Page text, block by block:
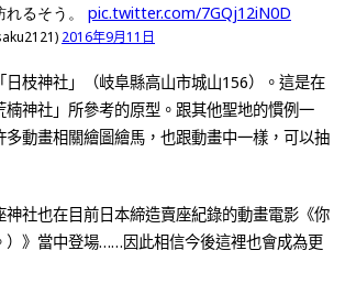
るそう。 pic.twitter.com/7GQj12iN0D
2016年9月11日
日枝神社」（岐阜縣高山市城山156）。這是在
楠神社」所參考的原型。跟其他聖地的慣例一
多動畫相關繪圖繪馬，也跟動畫中一樣，可以抽
神社也在目前日本締造賣座紀錄的動畫電影《你
）》當中登場……因此相信今後這裡也會成為更